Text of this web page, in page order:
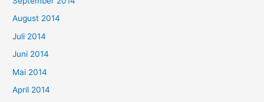
August 2014
Juli 2014
Juni 2014
Mai 2014
April 2014